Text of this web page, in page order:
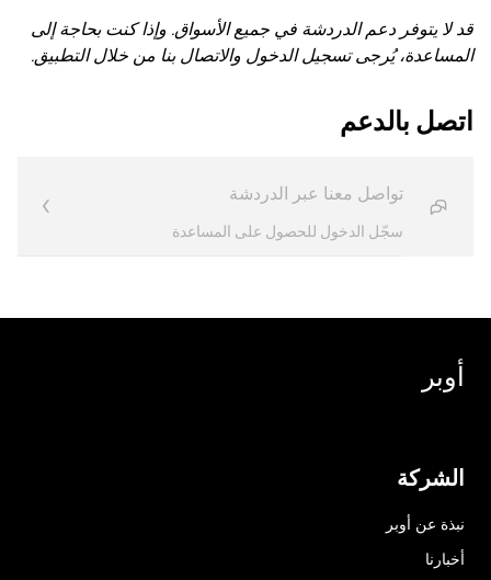
قد لا يتوفر دعم الدردشة في جميع الأسواق. وإذا كنت بحاجة إلى
المساعدة، يُرجى تسجيل الدخول والاتصال بنا من خلال التطبيق.
اتصل بالدعم
تواصل معنا عبر الدردشة
سجّل الدخول للحصول على المساعدة
أوبر
الشركة
نبذة عن أوبر
أخبارنا